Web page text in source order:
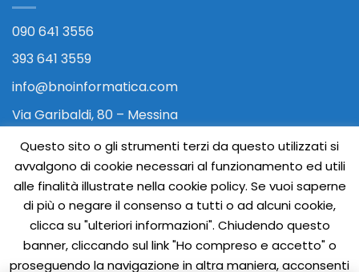
090 641 3556
393 641 3559
info@bnoinformatica.com
Via Garibaldi, 80 – Messina
Visa PayPal Stripe MasterCard
Cash
Questo sito o gli strumenti terzi da questo utilizzati si
avvalgono di cookie necessari al funzionamento ed utili
alle finalità illustrate nella cookie policy. Se vuoi saperne
di più o negare il consenso a tutti o ad alcuni cookie,
clicca su "ulteriori informazioni". Chiudendo questo
banner, cliccando sul link "Ho compreso e accetto" o
proseguendo la navigazione in altra maniera, acconsenti